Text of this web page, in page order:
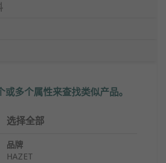
或多个属性来查找类似产品。
选择全部
品牌
HAZET